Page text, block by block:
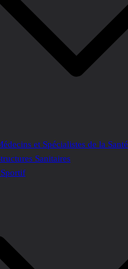
et Spécialistes de la Santé
Sanitaires